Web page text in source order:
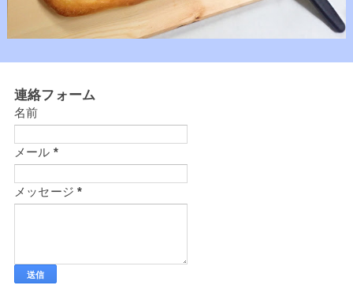
連絡フォーム
名前
メール *
メッセージ*